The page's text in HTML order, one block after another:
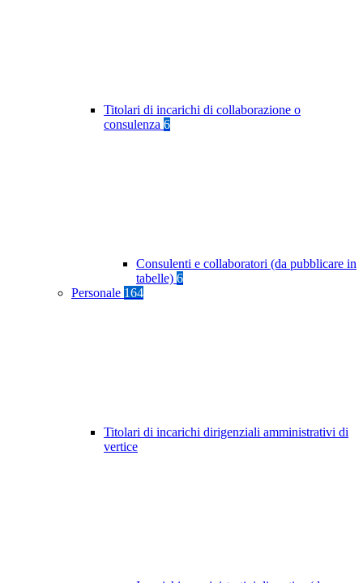
Titolari di incarichi di collaborazione o
consulenza 6
Consulenti e collaboratori (da pubblicare in
tabelle) 6
Personale 164
Titolari di incarichi dirigenziali amministrativi di
vertice